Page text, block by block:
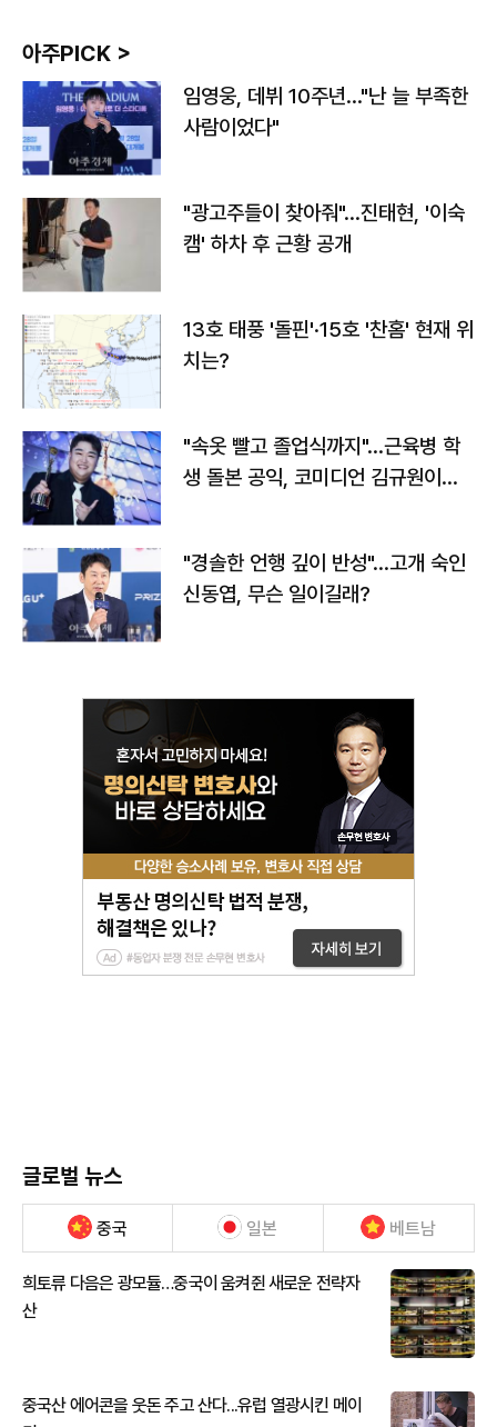
아주PICK >
임영웅, 데뷔 10주년…"난 늘 부족한
사람이었다"
"광고주들이 찾아줘"…진태현, '이숙
캠' 하차 후 근황 공개
13호 태풍 '돌핀'·15호 '찬홈' 현재 위
치는?
"속옷 빨고 졸업식까지"…근육병 학
생 돌본 공익, 코미디언 김규원이었
"경솔한 언행 깊이 반성"…고개 숙인
신동엽, 무슨 일이길래?
글로벌 뉴스
중국 일본 베트남
희토류 다음은 광모듈…중국이 움켜쥔 새로운 전략자
산
중국산 에어콘을 웃돈 주고 산다...유럽 열광시킨 메이